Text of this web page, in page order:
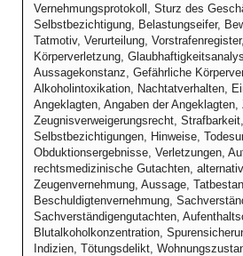
Vernehmungsprotokoll, Sturz des
Selbstbezichtigung, Belastungseifer,
Tatmotiv, Verurteilung,
Körperverletzung,
Aussagekonstanz, Gefährliche
Alkoholintoxikation, Nachtatverhalten,
Angeklagten, Angaben der Angeklagten,
Zeugnisverweigerungsrecht,
Selbstbezichtigungen, Hinweise,
Obduktionsergebnisse, Verletzungen,
rechtsmedizinische Gutachten,
Zeugenvernehmung, Aussage,
Beschuldigtenvernehmung,
Sachverständigengutachten,
Blutalkoholkonzentration,
Indizien, Tötungsdelikt,